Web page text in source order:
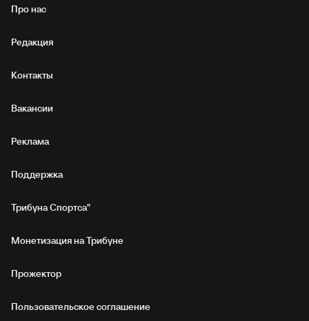
Про нас
Редакция
Контакты
Вакансии
Реклама
Поддержка
Трибуна Спортса"
Монетизация на Трибуне
Прожектор
Пользовательское соглашение